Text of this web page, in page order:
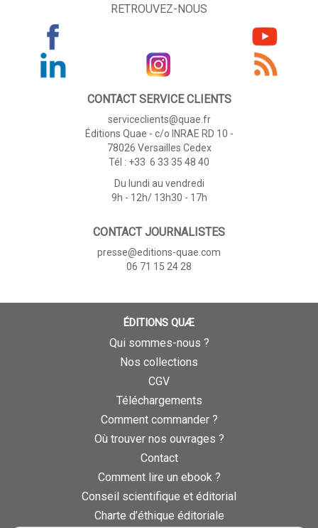
RETROUVEZ-NOUS
CONTACT SERVICE CLIENTS
serviceclients@quae.fr
Éditions Quae - c/o INRAE RD 10 -
78026 Versailles Cedex
Tél : +33 6 33 35 48 40
Du lundi au vendredi
9h - 12h/ 13h30 - 17h
CONTACT JOURNALISTES
presse@editions-quae.com
06 71 15 24 28
ÉDITIONS QUÆ
Qui sommes-nous ?
Nos collections
CGV
Téléchargements
Comment commander ?
Où trouver nos ouvrages ?
Contact
Comment lire un ebook ?
Conseil scientifique et éditorial
Charte d’éthique éditoriale